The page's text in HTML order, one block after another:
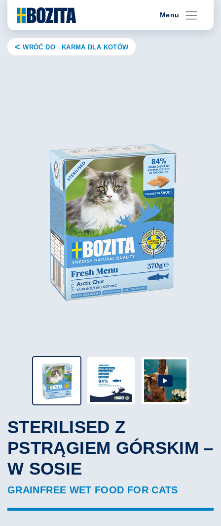
content
Menu
WRÓĆ DO KARMA DLA KOTÓW
STERILISED Z
PSTRĄGIEM GÓRSKIM –
W SOSIE
GRAINFREE WET FOOD FOR CATS